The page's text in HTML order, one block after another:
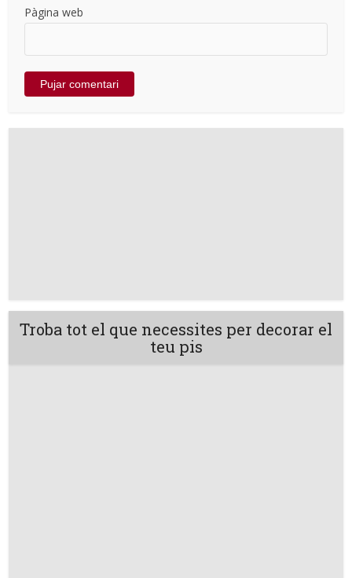
Pàgina web
Troba tot el que necessites per decorar el
teu pis